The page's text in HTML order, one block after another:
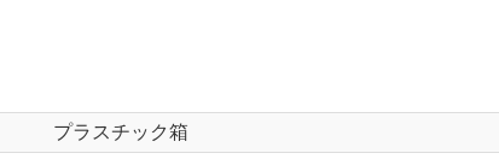
プラスチック箱